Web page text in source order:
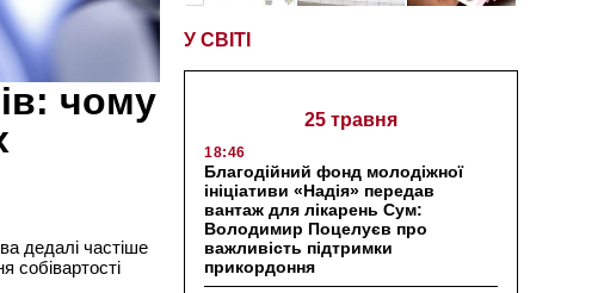
чому
дедалі частіше
собівартості
У СВІТІ
25 травня
18:46
Благодійний фонд молодіжної
ініціативи «Надія» передав
вантаж для лікарень Сум:
Володимир Поцелуєв про
важливість підтримки
прикордоння